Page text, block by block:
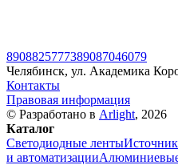
8908825777389087046079
Челябинск, ул. Академика
Контакты
Правовая информация
© Разработано в Arlight, 2026
Каталог
Светодиодные ленты
и автоматизации